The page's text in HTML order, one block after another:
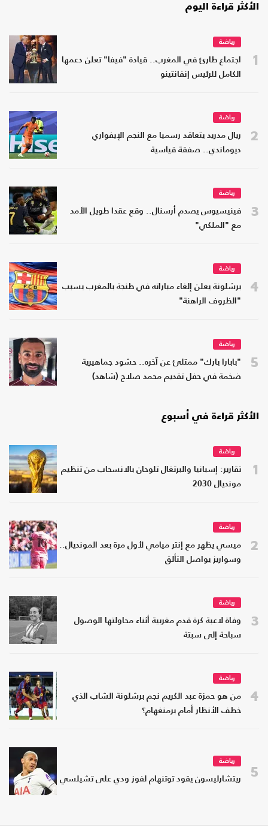
الأكثر قراءة اليوم
1
رياضة
اجتماع طارئ في المغرب.. قيادة "فيفا" تعلن دعمها
الكامل للرئيس إنفانتينو
2
رياضة
ريال مدريد يتعاقد رسميا مع النجم الإيفواري
ديوماندي.. صفقة قياسية
3
رياضة
فينيسيوس يصدم أرسنال.. وقع عقدا طويل الأمد
مع "الملكي"
4
رياضة
برشلونة يعلن إلغاء مباراته في طنجة بالمغرب بسبب
"الظروف الراهنة"
5
رياضة
"بابارا بارك" ممتلئ عن آخره.. حشود جماهيرية
ضخمة في حفل تقديم محمد صلاح (شاهد)
الأكثر قراءة في أسبوع
1
رياضة
تقارير: إسبانيا والبرتغال تلوحان بالانسحاب من تنظيم
مونديال 2030
2
رياضة
ميسي يظهر مع إنتر ميامي لأول مرة بعد المونديال..
وسواريز يواصل التألق
3
رياضة
وفاة لاعبة كرة قدم مغربية أثناء محاولتها الوصول
سباحة إلى سبتة
4
رياضة
من هو حمزة عبد الكريم نجم برشلونة الشاب الذي
خطف الأنظار أمام برمنغهام؟
5
رياضة
ريتشارليسون يقود توتنهام لفوز ودي على تشيلسي